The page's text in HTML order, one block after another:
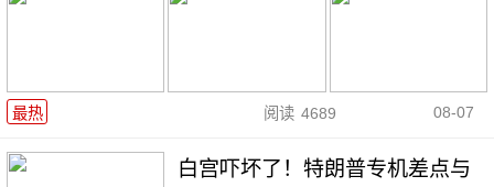
最热 阅读 4689 08-07
白宫吓坏了！特朗普专机差点与